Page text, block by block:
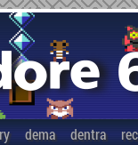
dema dentra